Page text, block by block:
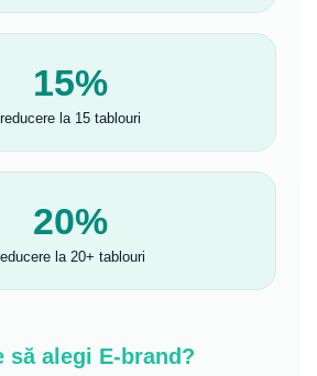
15%
reducere la 15 tablouri
20%
la 20+ tablouri
să alegi E-brand?